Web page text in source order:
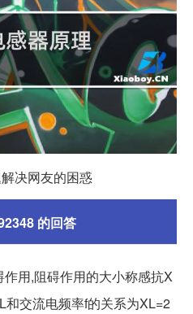
决网友的困惑
的回答
作用,阻碍作用的大小称感抗X
交流电频率f的关系为XL=2